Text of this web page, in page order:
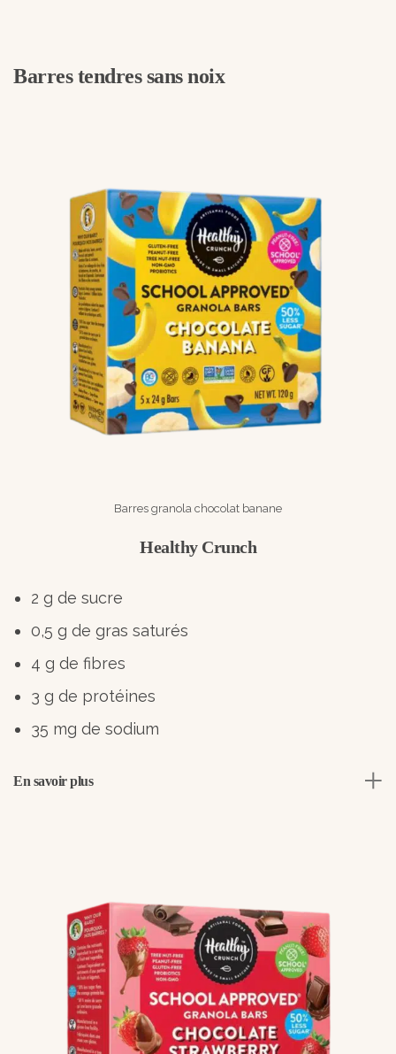
Barres tendres sans noix
Barres granola chocolat banane
Healthy Crunch
2 g de sucre
0,5 g de gras saturés
4 g de fibres
3 g de protéines
35 mg de sodium
En savoir plus